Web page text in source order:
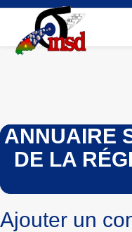
Aller
contenu
principal
ANNUAIRE
DE LA
Ajouter un